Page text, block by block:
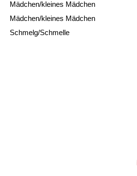
Mädchen/kleines Mädchen
Mädchen/kleines Mädchen
Schmelg/Schmelle